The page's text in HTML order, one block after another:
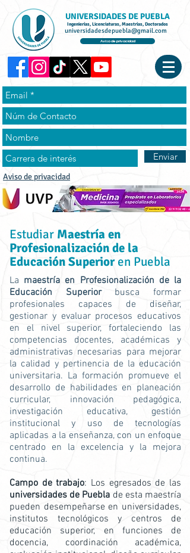
UNIVERSIDADES DE PUEBLA
Ingenierías, Licenciaturas, Maestrías, Doctorados
universidadesdepuebla@gmail.com
Aviso de privacidad
Enviar
Aviso de privacidad
Estudiar Maestría en
Profesionalización de la
Educación Superioren Puebla
La maestría en Profesionalización de la
Educación Superior busca formar
profesionales capaces de diseñar,
gestionar y evaluar procesos educativos
en el nivel superior, fortaleciendo las
competencias docentes, académicas y
administrativas necesarias para mejorar
la calidad y pertinencia de la educación
universitaria. La formación promueve el
desarrollo de habilidades en planeación
curricular, innovación pedagógica,
investigación educativa, gestión
institucional y uso de tecnologías
aplicadas a la enseñanza, con un enfoque
centrado en la excelencia y la mejora
continua.
Campo de trabajo: Los egresados de las
universidades de Puebla de esta maestría
pueden desempeñarse en universidades,
institutos tecnológicos y centros de
educación superior, en funciones de
docencia, coordinación académica,